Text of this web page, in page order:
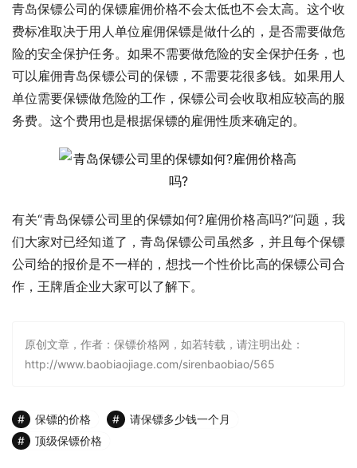
青岛保镖公司的保镖雇佣价格不会太低也不会太高。这个收
费标准取决于用人单位雇佣保镖是做什么的，是否需要做危
险的安全保护任务。如果不需要做危险的安全保护任务，也
可以雇佣青岛保镖公司的保镖，不需要花很多钱。如果用人
单位需要保镖做危险的工作，保镖公司会收取相应较高的服
务费。这个费用也是根据保镖的雇佣性质来确定的。
有关“青岛保镖公司里的保镖如何?雇佣价格高吗?”问题，我
们大家对已经知道了，青岛保镖公司虽然多，并且每个保镖
公司给的报价是不一样的，想找一个性价比高的保镖公司合
作，王牌盾企业大家可以了解下。
原创文章，作者：保镖价格网，如若转载，请注明出处：
http://www.baobiaojiage.com/sirenbaobiao/565
保镖的价格
请保镖多少钱一个月
顶级保镖价格